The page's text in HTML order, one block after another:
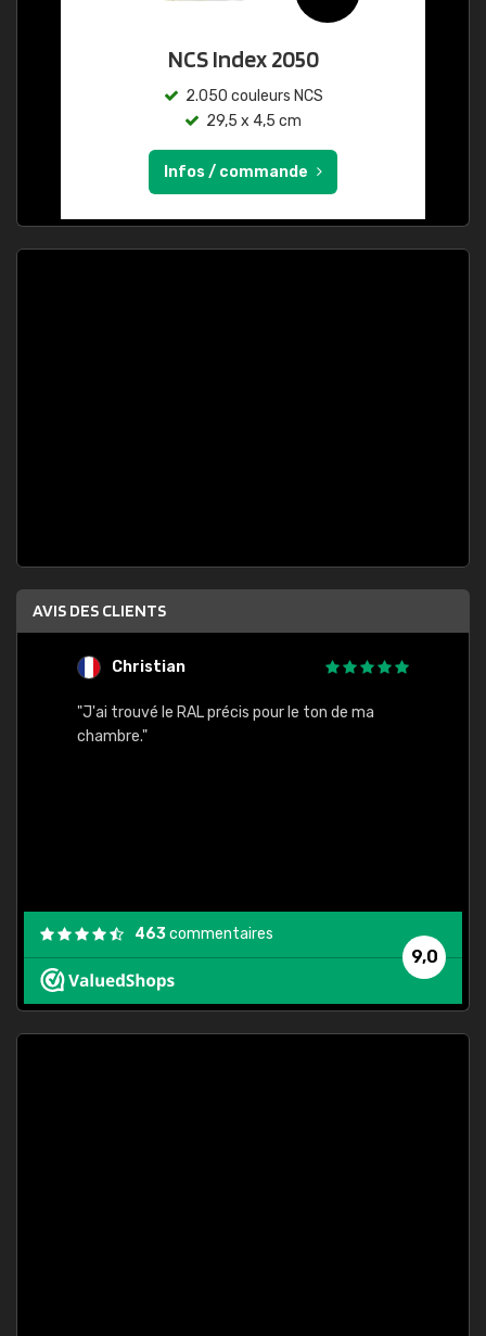
NCS Index 2050
2.050 couleurs NCS
29,5 x 4,5 cm
Infos / commande
AVIS DES CLIENTS
Christian
"J'ai trouvé le RAL précis pour le ton de ma
chambre."
9,0
463commentaires